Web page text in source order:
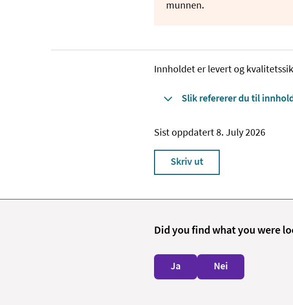
munnen.
Innholdet er levert og
Slik refererer du til
Sist oppdatert 8. July 2026
Skriv ut
Did you find what you were
Ja Nei